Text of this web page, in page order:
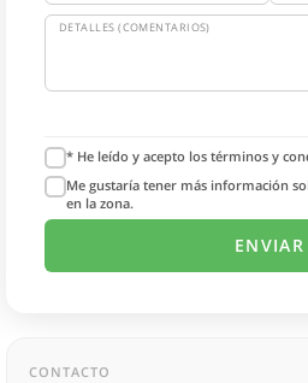
DETALLES (COMENTARIOS)
* He leído y acepto los términos y
Me gustaría tener más información
en la zona.
CONTACTO